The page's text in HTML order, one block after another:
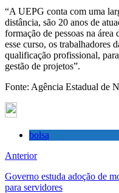
“A UEPG conta com uma
distância, são 20 anos de
formação de pessoas na
esse curso, os trabalhadores
qualificação profissional,
gestão de projetos”.
Fonte: Agência Estadual de
bolsa
Anterior
Governo estuda adoção de
para servidores